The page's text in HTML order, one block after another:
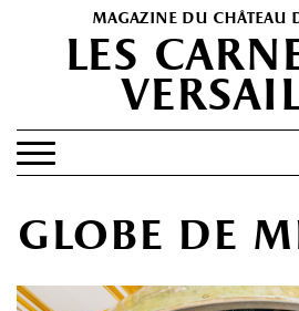
magazine du château
les
Search Button
PATRIMOINE
SPECTACLES
globe de